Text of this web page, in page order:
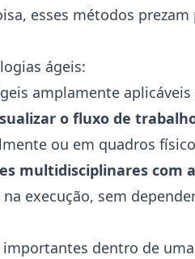
esses métodos prezam
ágeis:
amplamente aplicáveis
o fluxo de
ou em quadros
multidisciplinares com
execução, sem
dentro de